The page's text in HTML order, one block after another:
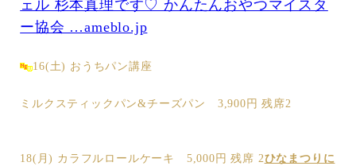
ェル 杉本真理です♡ かんたんおやつマイスタ
ー協会 …ameblo.jp
16(土) おうちパン講座
ミルクスティックパン&チーズパン 3,900円 残席2
18(月) カラフルロールケーキ 5,000円 残席 2ひなまつりに